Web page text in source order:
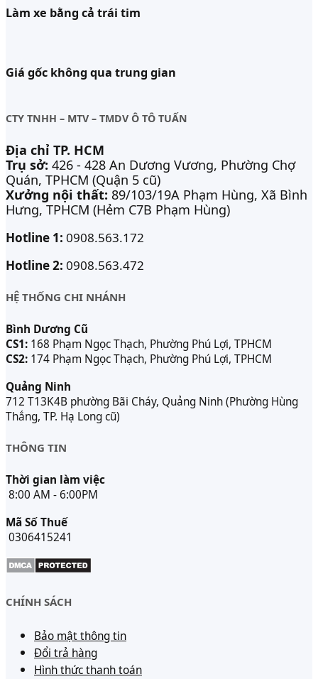
Làm xe bằng cả trái tim
Giá gốc không qua trung gian
CTY TNHH – MTV – TMDV Ô TÔ TUẤN
Địa chỉ TP. HCM
Trụ sở: 426 - 428 An Dương Vương, Phường Chợ
Quán, TPHCM (Quận 5 cũ)
Xưởng nội thất: 89/103/19A Phạm Hùng, Xã Bình
Hưng, TPHCM (Hẻm C7B Phạm Hùng)
Hotline 1: 0908.563.172
Hotline 2: 0908.563.472
HỆ THỐNG CHI NHÁNH
Bình Dương Cũ
CS1: 168 Phạm Ngọc Thạch, Phường Phú Lợi, TPHCM
CS2: 174 Phạm Ngọc Thạch, Phường Phú Lợi, TPHCM
Quảng Ninh
712 T13K4B phường Bãi Cháy, Quảng Ninh (Phường Hùng
Thắng, TP. Hạ Long cũ)
THÔNG TIN
Thời gian làm việc
8:00 AM - 6:00PM
Mã Số Thuế
0306415241
CHÍNH SÁCH
Bảo mật thông tin
Đổi trả hàng
Hình thức thanh toán